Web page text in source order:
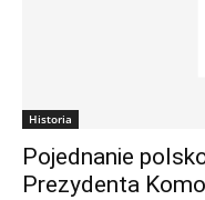
Historia
Pojednanie
Prezydenta